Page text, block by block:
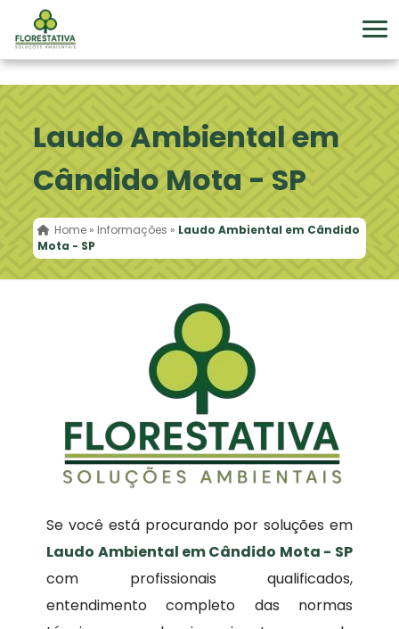
Laudo Ambiental em
Cândido Mota - SP
Home » Informações » Laudo Ambiental em Cândido
Mota - SP
Se você está procurando por soluções em
Laudo Ambiental em Cândido Mota - SP
com profissionais qualificados,
entendimento completo das normas